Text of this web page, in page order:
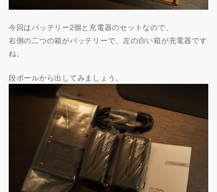
今回はバッテリー2個と充電器のセットなので、
右側の二つの箱がバッテリーで、左の白い箱が充電器です
ね。
段ボールから出してみましょう。